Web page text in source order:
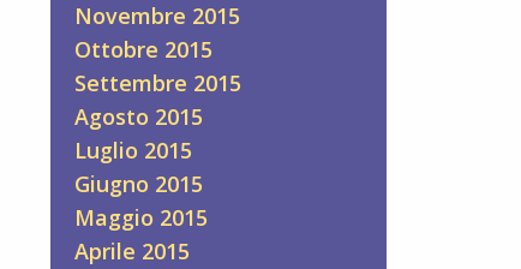
Novembre 2015
Ottobre 2015
Settembre 2015
Agosto 2015
Luglio 2015
Giugno 2015
Maggio 2015
Aprile 2015